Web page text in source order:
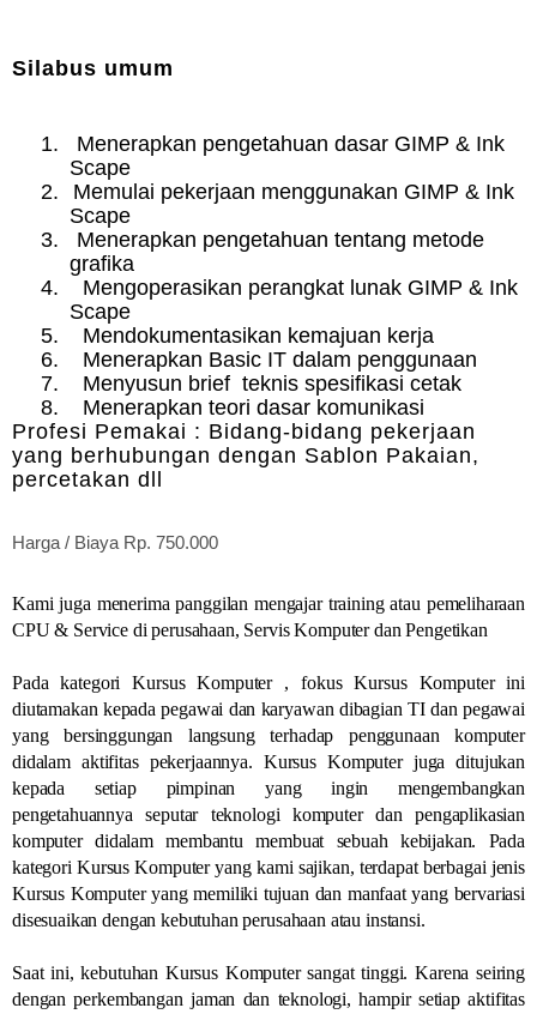
Silabus umum
1.
Menerapkan pengetahuan dasar GIMP & Ink
Scape
2.
Memulai pekerjaan menggunakan GIMP & Ink
Scape
3.
Menerapkan pengetahuan tentang metode
grafika
4.
Mengoperasikan perangkat lunak GIMP & Ink
Scape
5.
Mendokumentasikan kemajuan kerja
6.
Menerapkan Basic IT dalam penggunaan
7.
Menyusun brief teknis spesifikasi cetak
8.
Menerapkan teori dasar komunikasi
Profesi Pemakai : Bidang-bidang pekerjaan
yang berhubungan dengan Sablon Pakaian,
percetakan dll
Harga / Biaya Rp. 750.000
Kami juga menerima panggilan mengajar training atau pemeliharaan
CPU & Service di perusahaan, Servis Komputer dan Pengetikan
Pada kategori Kursus Komputer , fokus Kursus Komputer ini
diutamakan kepada pegawai dan karyawan dibagian TI dan pegawai
yang bersinggungan langsung terhadap penggunaan komputer
didalam aktifitas pekerjaannya. Kursus Komputer juga ditujukan
kepada setiap pimpinan yang ingin mengembangkan
pengetahuannya seputar teknologi komputer dan pengaplikasian
komputer didalam membantu membuat sebuah kebijakan. Pada
kategori Kursus Komputer yang kami sajikan, terdapat berbagai jenis
Kursus Komputer yang memiliki tujuan dan manfaat yang bervariasi
disesuaikan dengan kebutuhan perusahaan atau instansi.
Saat ini, kebutuhan Kursus Komputer sangat tinggi. Karena seiring
dengan perkembangan jaman dan teknologi, hampir setiap aktifitas